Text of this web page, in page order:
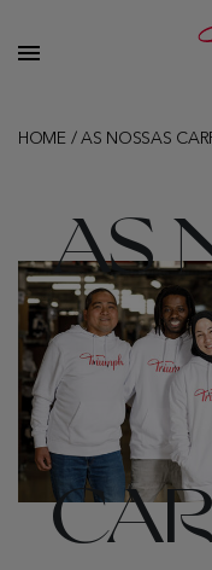
HOME/AS NOSSAS
AS